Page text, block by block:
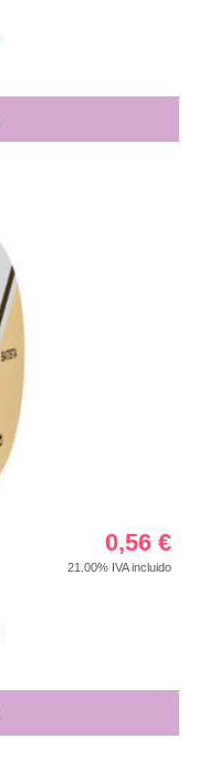
0,56 €
21.00% IVA incluido